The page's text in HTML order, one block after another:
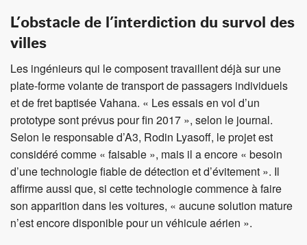
L’obstacle de l’interdiction du survol des
villes
Les ingénieurs qui le composent travaillent déjà sur une
plate-forme volante de transport de passagers individuels
et de fret baptisée Vahana. « Les essais en vol d’un
prototype sont prévus pour fin 2017 », selon le journal.
Selon le responsable d’A3, Rodin Lyasoff, le projet est
considéré comme « faisable », mais il a encore « besoin
d’une technologie fiable de détection et d’évitement ». Il
affirme aussi que, si cette technologie commence à faire
son apparition dans les voitures, « aucune solution mature
n’est encore disponible pour un véhicule aérien ».